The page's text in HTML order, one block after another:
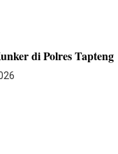
di Polres Tapteng